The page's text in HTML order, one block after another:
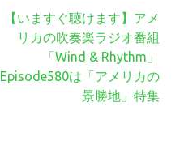
【いますぐ聴けます】アメ
リカの吹奏楽ラジオ番組
「Wind & Rhythm」
Episode580は「アメリカの
景勝地」特集